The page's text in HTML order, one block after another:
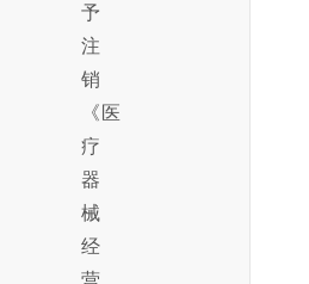
予
注
销
《医
疗
器
械
经
营